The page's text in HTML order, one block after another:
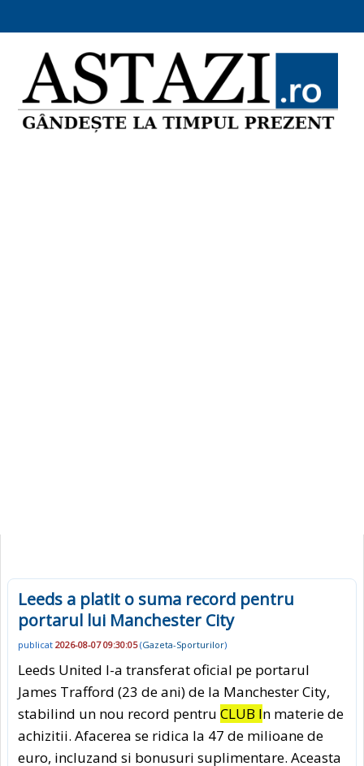
Leeds a platit o suma record pentru
portarul lui Manchester City
publicat 2026-08-07 09:30:05(Gazeta-Sporturilor)
Leeds United l-a transferat oficial pe portarul
James Trafford (23 de ani) de la Manchester City,
stabilind un nou record pentru CLUB In materie de
achizitii. Afacerea se ridica la 47 de milioane de
euro, incluzand si bonusuri suplimentare. Aceasta